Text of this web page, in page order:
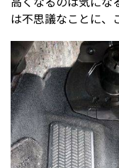
は不思議なことに、